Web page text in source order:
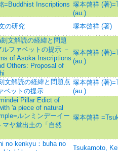
=Buddhist Inscriptions 塚本啓祥 (著
(au.)
の研究
塚本啓祥 (著)
文解読の経緯と問題
ファベットの提示 －
of Asoka Inscriptions
Others: Proposal of
塚本啓祥 (著
(au.)
文解読の経緯と問題点
ベットの提示
塚本啓祥 (著
(au.)
Pillar Edict of
'a piece of natural
ルンミンデーイー
ヤ堂出土の「自然
塚本啓祥
no kenkyu：buha no
Tsukamoto,